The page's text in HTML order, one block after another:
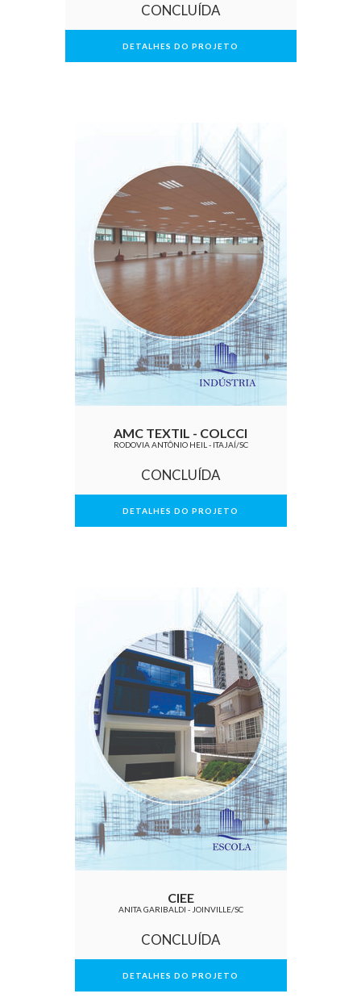
CONCLUÍDA
DETALHES DO PROJETO
AMC TEXTIL - COLCCI
RODOVIA ANTÔNIO HEIL - ITAJAÍ/SC
CONCLUÍDA
DETALHES DO PROJETO
CIEE
ANITA GARIBALDI - JOINVILLE/SC
CONCLUÍDA
DETALHES DO PROJETO